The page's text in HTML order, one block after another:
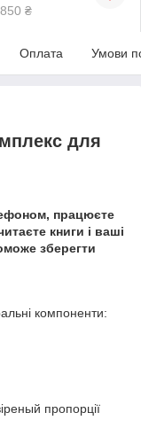
₴
Оплата Умови
для
працюєте
книги і ваші
зберегти
компоненти:
пропорції